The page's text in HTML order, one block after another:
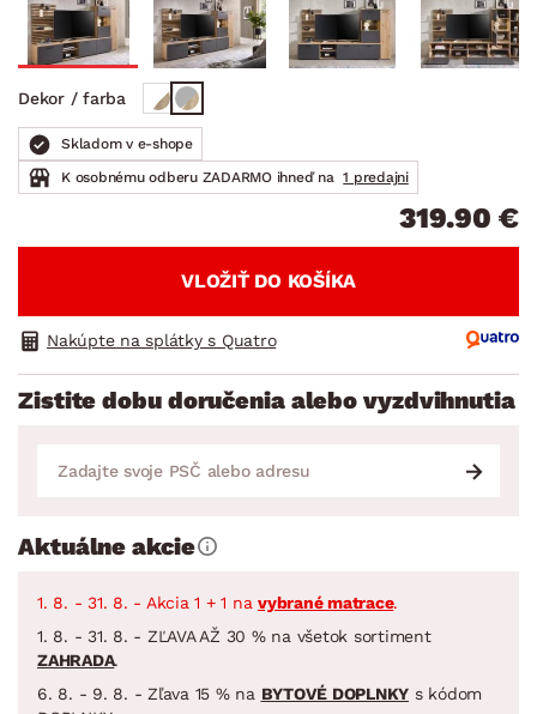
Dekor / farba
Skladom v e-shope
K osobnému odberu ZADARMO ihneď na 1 predajni
319.90 €
VLOŽIŤ DO KOŠÍKA
Nakúpte na splátky s Quatro
Zistite dobu doručenia alebo vyzdvihnutia
Aktuálne akcie
1. 8. - 31. 8. - Akcia 1 + 1 na vybrané matrace.
1. 8. - 31. 8. - ZĽAVA AŽ 30 % na všetok sortiment
ZAHRADA.
6. 8. - 9. 8. - Zľava 15 % na BYTOVÉ DOPLNKY s kódom